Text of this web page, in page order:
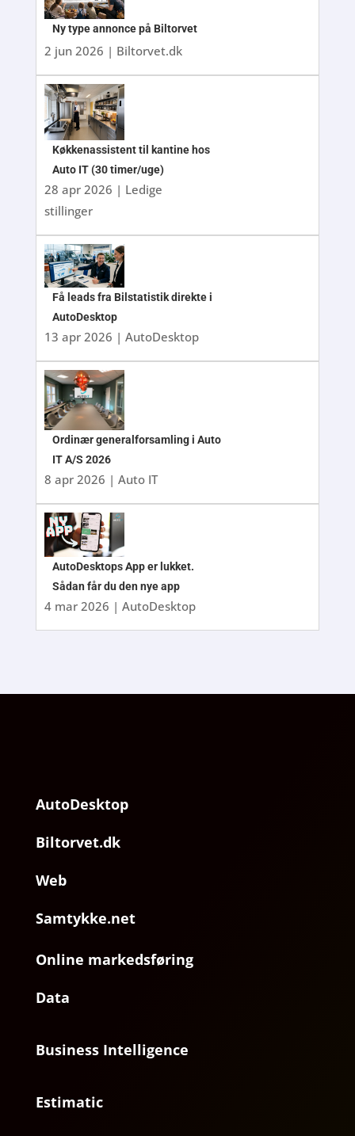
Ny type annonce på Biltorvet
2 jun 2026 | Biltorvet.dk
Køkkenassistent til kantine hos
Auto IT (30 timer/uge)
28 apr 2026 | Ledige
stillinger
Få leads fra Bilstatistik direkte i
AutoDesktop
13 apr 2026 | AutoDesktop
Ordinær generalforsamling i Auto
IT A/S 2026
8 apr 2026 | Auto IT
AutoDesktops App er lukket.
Sådan får du den nye app
4 mar 2026 | AutoDesktop
AutoDesktop
Biltorvet.dk
Web
Samtykke.net
Online markedsføring
Data
Business Intelligence
Estimatic